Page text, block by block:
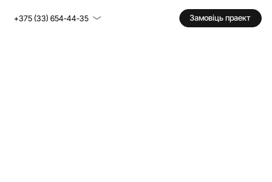
+375 (33) 654-44-35 Замовіць праект